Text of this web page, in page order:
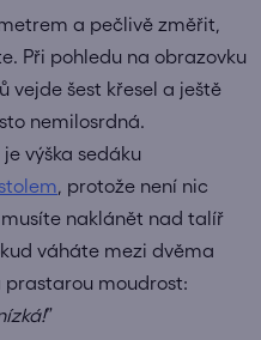
a pečlivě změřit,
Při pohledu na obrazovku
vejde šest křesel a ještě
nemilosrdná.
výška sedáku
, protože není nic
musíte naklánět nad talíř
váháte mezi dvěma
prastarou moudrost:
”